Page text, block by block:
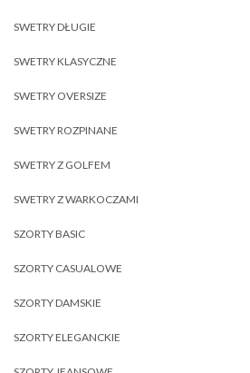
SWETRY DŁUGIE
SWETRY KLASYCZNE
SWETRY OVERSIZE
SWETRY ROZPINANE
SWETRY Z GOLFEM
SWETRY Z WARKOCZAMI
SZORTY BASIC
SZORTY CASUALOWE
SZORTY DAMSKIE
SZORTY ELEGANCKIE